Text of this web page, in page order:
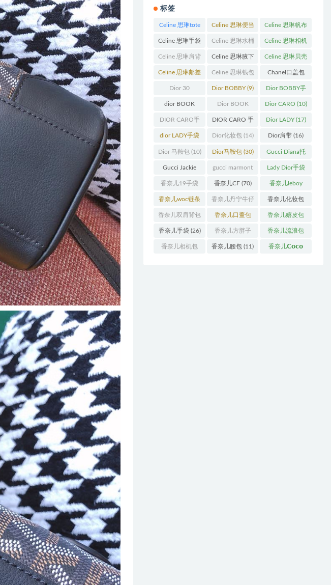
标签
Celine 思琳tote
包 (23)
Celine 思琳便当
包 (14)
Celine 思琳帆布
包 (18)
Celine 思琳手袋
(250)
Celine 思琳水桶
包 (55)
Celine 思琳相机
包 (11)
Celine 思琳肩背
包 (12)
Celine 思琳腋下
包 (10)
Celine 思琳贝壳
包(12)
Celine 思琳邮差
包(13)
Celine 思琳钱包
(10)
Chanel口盖包
(13)
Dior 30
Montaigne 蒙田
(31)
Dior BOBBY(9) Dior BOBBY手
袋(26)
dior BOOK
TOTE(12)
Dior BOOK
TOTE手袋(163)
Dior CARO (10)
DIOR CARO手
袋(11)
DIOR CARO 手
袋(31)
Dior LADY(17)
dior LADY手袋
(70)
Dior化妆包(14) Dior肩带 (16)
Dior 马鞍包(10) Dior马鞍包(30) Gucci Diana托
特包(11)
Gucci Jackie
(11)
gucci marmont
系列(19)
Lady Dior手袋
(51)
香奈儿19手袋
(27)
香奈儿CF(70) 香奈儿leboy
(13)
香奈儿woc链条
包 (11)
香奈儿丹宁牛仔
(12)
香奈儿化妆包
(13)
香奈儿双肩背包
(13)
香奈儿口盖包
(55)
香奈儿嬉皮包
(10)
香奈儿手袋(26) 香奈儿方胖子
(11)
香奈儿流浪包
(10)
香奈儿相机包 香奈儿腰包 (11) 香奈儿𝗖𝗼𝗰𝗼